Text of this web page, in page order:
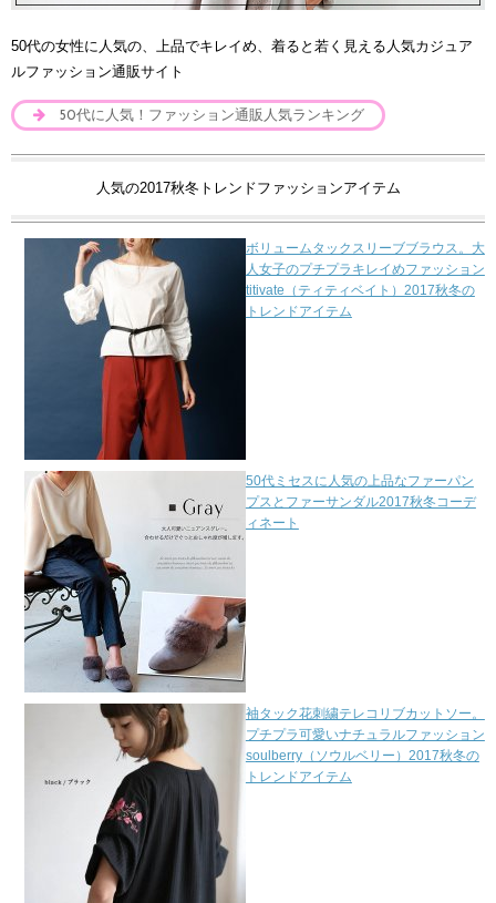
50代の女性に人気の、上品でキレイめ、着ると若く見える人気カジュア
ルファッション通販サイト
50代に人気！ファッション通販人気ランキング
人気の2017秋冬トレンドファッションアイテム
ボリュームタックスリーブブラウス。大
人女子のプチプラキレイめファッション
titivate（ティティベイト）2017秋冬の
トレンドアイテム
50代ミセスに人気の上品なファーパン
プスとファーサンダル2017秋冬コーデ
ィネート
袖タック花刺繍テレコリブカットソー。
プチプラ可愛いナチュラルファッション
soulberry（ソウルベリー）2017秋冬の
トレンドアイテム